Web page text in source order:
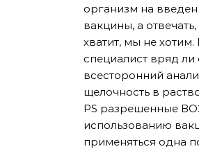
организм на
вакцины, а
хватит, мы не
специалист вряд
всесторонний
щелочность в
PS разрешенные
использованию
применяться одна